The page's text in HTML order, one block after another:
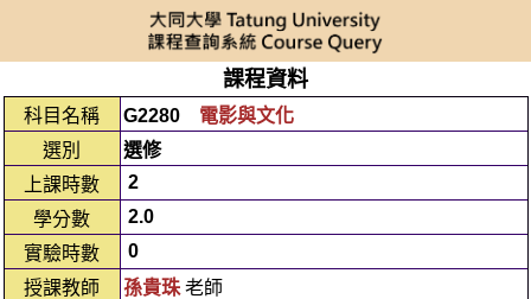
課程資料
科目名稱 G2280
電影與文化
選別
選修
上課時數
2
學分數
2.0
實驗時數
0
授課教師
孫貴珠老師